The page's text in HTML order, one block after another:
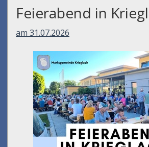
Feierabend in
am 31.07.2026